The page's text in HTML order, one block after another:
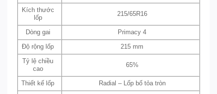
Kích thước
lốp
215/65R16
Dòng gai Primacy 4
Độ rộng lốp 215 mm
Tỷ lệ chiều
cao
65%
Thiết kế lốp Radial – Lốp bố tỏa tròn